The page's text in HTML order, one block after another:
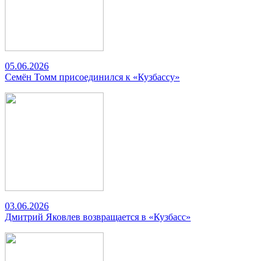
05.06.2026
Семён Томм присоединился к «Кузбассу»
03.06.2026
Дмитрий Яковлев возвращается в «Кузбасс»